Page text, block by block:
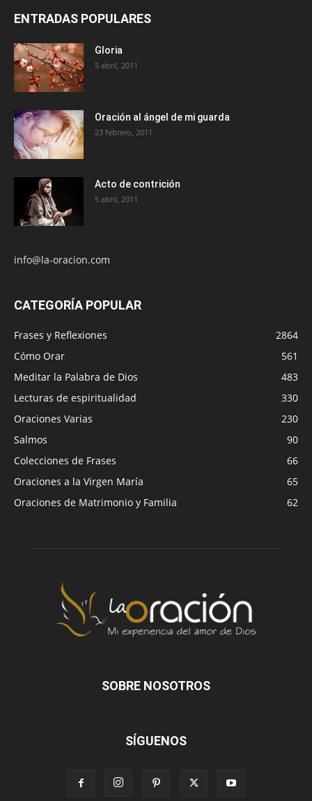
ENTRADAS POPULARES
Gloria
5 abril, 2011
Oración al ángel de mi guarda
23 febrero, 2011
Acto de contrición
5 abril, 2011
info@la-oracion.com
CATEGORÍA POPULAR
Frases y Reflexiones
2864
Cómo Orar
561
Meditar la Palabra de Dios
483
Lecturas de espiritualidad
330
Oraciones Varias
230
Salmos
90
Colecciones de Frases
66
Oraciones a la Virgen María
65
Oraciones de Matrimonio y Familia
62
SOBRE NOSOTROS
SÍGUENOS